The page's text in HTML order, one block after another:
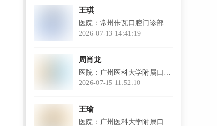
王琪
医院：常州佧瓦口腔门诊部
2026-07-13 14:41:19
周肖龙
医院：广州医科大学附属口腔
医院
2026-07-15 11:52:10
王瑜
医院：广州医科大学附属口腔